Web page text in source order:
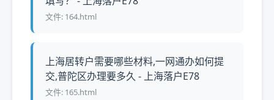
文件: 164.html
上海居转户需要哪些材料,一网通办如何提
交,普陀区办理要多久 - 上海落户E78
文件: 165.html